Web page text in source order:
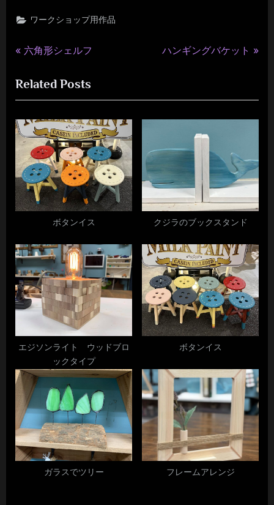
ワークショップ用作品
投
稿
ナ
ビ
ゲ
ー
シ
ン
P
e
v
i
o
s
P
o
:
六角形シェルフ
N
t
P
s
:
ハンギングバケット
Related Posts
ボタンイス クジラのブックスタンド
エジソンライト ウッドブロ
ックタイプ
ボタンイス
ガラスでツリー フレームアレンジ